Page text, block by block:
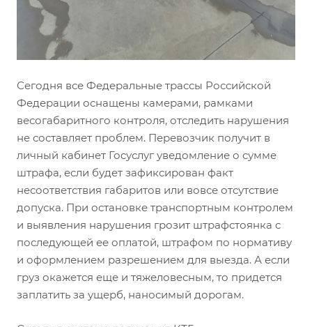
Сегодня все Федеральные трассы Российской
Федерации оснащены камерами, рамками
весогабаритного контроля, отследить нарушения
не составляет проблем. Перевозчик получит в
личный кабинет Госуслуг уведомление о сумме
штрафа, если будет зафиксирован факт
несоответствия габаритов или вовсе отсутствие
допуска. При остановке транспортным контролем
и выявления нарушения грозит штрафстоянка с
последующей ее оплатой, штрафом по нормативу
и оформлением разрешением для выезда. А если
груз окажется еще и тяжеловесным, то придется
заплатить за ущерб, наносимый дорогам.